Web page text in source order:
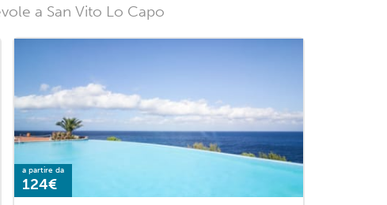
a San Vito Lo Capo
a partire da
124€